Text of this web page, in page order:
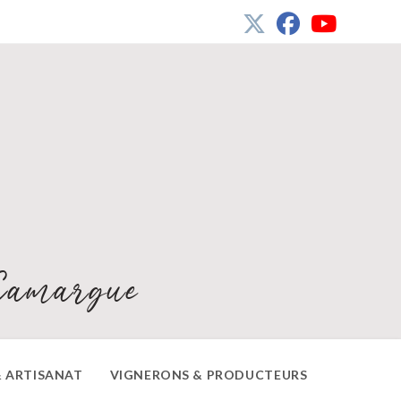
ARTISANAT VIGNERONS & PRODUCTEURS